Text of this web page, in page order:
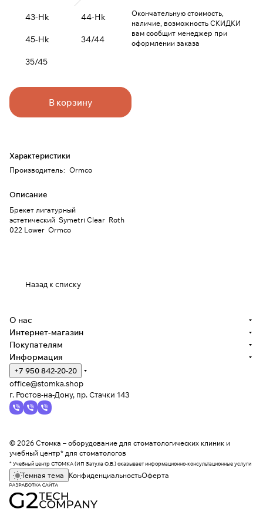
43-Hk 44-Hk
45-Hk 34/44
35/45
В корзину
Характеристики
Производитель: Ormco
Описание
Брекет лигатурный
эстетический Symetri Clear Roth
022 Lower Ormco
Окончательную стоимость,
наличие, возможность СКИДКИ
вам сообщит менеджер при
оформлении заказа
Назад к списку
О нас
Интернет-магазин
Покупателям
Информация
+7 950 842-20-20
office@stomka.shop
г. Ростов-на-Дону, пр. Стачки 143
© 2026 Стомка – оборудование для стоматологических клиник и
учебный центр* для стоматологов
* Учебный центр СТОМКА (ИП Затула О.В.) оказывает информационно-консультационные услуги
Темная тема КонфиденциальностьОферта